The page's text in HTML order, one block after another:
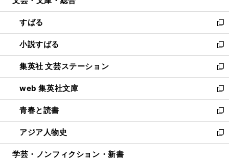
開
く
ウ
で
開
く
ン
ド
ウ
で
開
く
すばる
新
し
い
ウ
ィ
ン
ド
ウ
で
開
く
小説すばる
新
し
い
ウ
ィ
ン
ド
ウ
で
開
集英社 文芸ステーション
新
し
い
ウ
ィ
ン
ド
ウ
web 集英社文庫
新
し
い
ウ
ィ
ン
青春と読書
新
し
い
ウ
アジア人物史
新
し
学芸・ノンフィクション・新書